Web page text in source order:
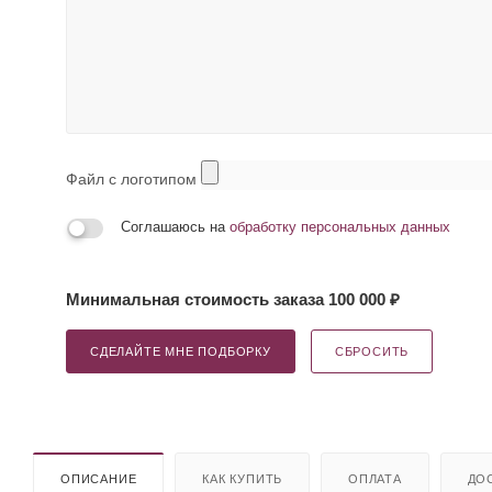
Файл с логотипом
Соглашаюсь на обработку персональных данных
Минимальная стоимость заказа 100 000 ₽
СДЕЛАЙТЕ МНЕ ПОДБОРКУ СБРОСИТЬ
ОПИСАНИЕ КАК КУПИТЬ ОПЛАТА